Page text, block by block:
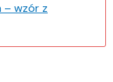
– wzór z